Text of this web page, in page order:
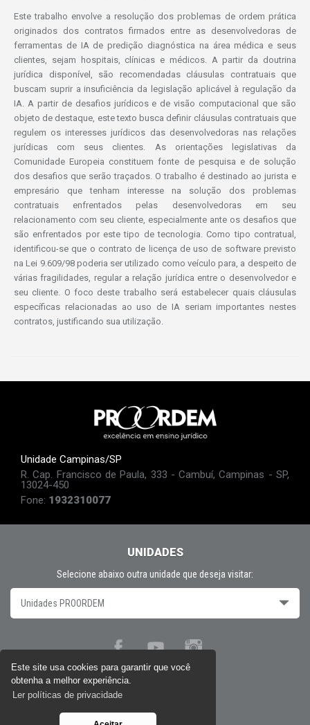
Este site usa cookies para garantir que você
obtenha a melhor experiência.
Ler políticas de privacidade
Este trabalho envolve a resolução dos problemas de ordem prática
originados dos contratos firmados entre as desenvolvedoras de
ferramentas de IA de predição diagnóstica na área médica e seus
clientes, sejam hospitais, clínicas e médicos. A partir da doutrina
jurídica disponível, são recomendadas cláusulas contratuais que
buscam suprir a insuficiência da legislação aplicável à regulação da
IA. A partir de desafios jurídicos e de visão computacional que são
objeto de destaque, este texto busca definir cláusulas contratuais que
regulem os interesses jurídicos das desenvolvedoras nas relações
jurídicas com seus clientes. As orientações legislativas da
Comunidade Europeia constituem fonte de pesquisa e de solução
dos desafios que serão traçados. O trabalho é destinado ao jurista e
empresário que tenham interesse na solução dos problemas
contratuais enfrentados pelas desenvolvedoras em seu
relacionamento com seu cliente, especialmente ante os desafios que
são enfrentados por este tipo de tecnologia. Como tipo contratual,
identificou-se que o contrato de licença de uso de software previsto
na Lei 9.609/98 poderia ser utilizado como veículo para, a despeito de
várias fragilidades, regular a relação jurídica entre o desenvolvedor e
seu cliente. O foco deste trabalho será estabelecer quais cláusulas
específicas relacionadas ao uso de IA seriam importantes nestes
contratos, justificando sua utilização.
Unidade Campinas/SP
R. Cap. Francisco de Paula, 333 - Cambuí, Campinas - SP,
13024-450
Fone: 1932310077
UNIDADES
Selecione abaixo outra unidade que deseja visitar:
Unidades PROORDEM
Políticas de privacidade